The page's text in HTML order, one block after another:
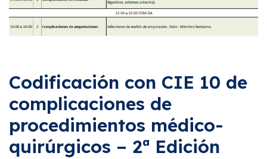
Codificación con CIE 10 de
complicaciones de
procedimientos médico-
quirúrgicos – 2ª Edición